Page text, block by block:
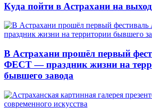
Куда пойти в Астрахани на
В Астрахани прошёл первый
ФЕСТ — праздник жизни на
бывшего завода